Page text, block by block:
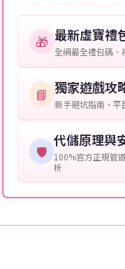
提供這些信息能幫
保您盡享遊戲樂趣！
🎁 最新虛寶禮
全網最全禮包碼、
📘 獨家遊戲攻
新手避坑指南、平
🛡️
代儲原理與
100%官方正規管
析